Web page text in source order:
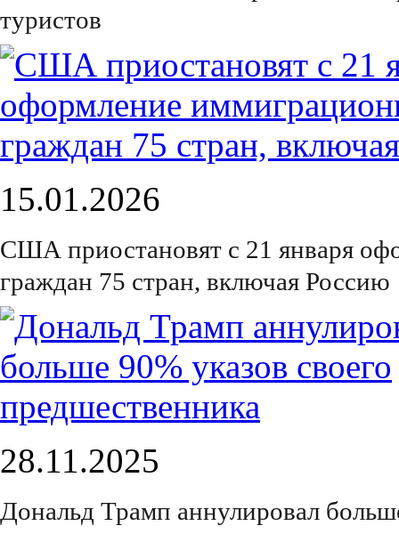
туристов
15.01.2026
США приостановят с 21 января
граждан 75 стран, включая Россию
28.11.2025
Дональд Трамп аннулировал